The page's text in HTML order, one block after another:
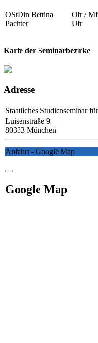
OStDin Bettina
Pachter
Ofr /
Ufr
Karte der Seminarbezirke
Adresse
Staatliches Studienseminar
Luisenstraße 9
80333 München
Anfahrt - Google Map
Google Map